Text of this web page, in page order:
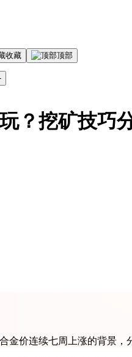
收藏 顶部
玩？挖矿技
金价连续七周上涨的背景